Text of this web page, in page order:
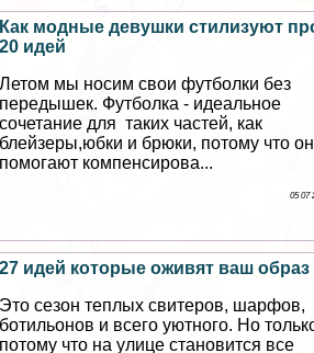
Как модные дeвyшки стилизуют
20 идей
Летом мы носим свои футболки без
передышек. Футболка - идеальное
сочетание для таких частей, как
блейзеры,юбки и брюки, потому что
помогают компенсирова...
05 07
27 идей которые оживят ваш образ
Это сезон теплых свитеров, шарфов,
ботильонов и всего уютного. Но
потому что на улице становится все